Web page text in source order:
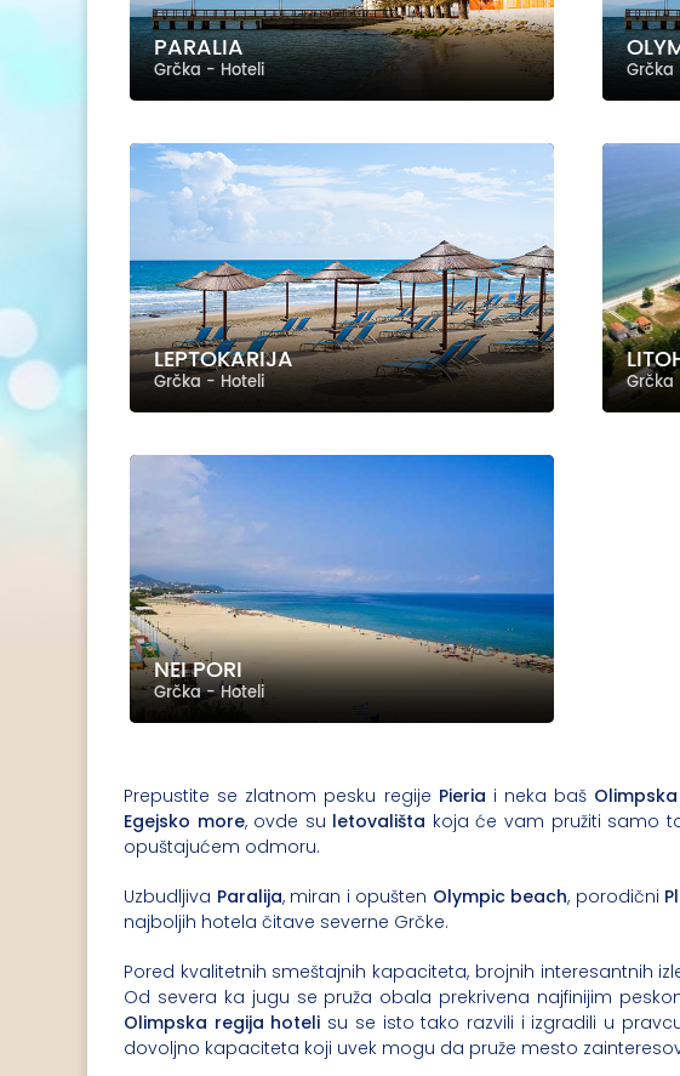
PARALIA
Grčka - Hoteli Grčka
LEPTOKARIJA
Grčka - Hoteli Grčka
NEI PORI
Grčka - Hoteli
Prepustite se zlatnom pesku regije Pieria i neka baš
Egejsko more, ovde su letovališta koja će vam pružiti samo
opuštajućem odmoru.
Uzbudljiva Paralija, miran i opušten Olympic beach, porodični
najboljih hotela čitave severne Grčke.
Pored kvalitetnih smeštajnih kapaciteta, brojnih interesantnih
Od severa ka jugu se pruža obala prekrivena najfinijim
Olimpska regija hoteli su se isto tako razvili i izgradili u
dovoljno kapaciteta koji uvek mogu da pruže mesto